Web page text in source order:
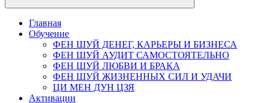
Главная
Обучение
ФЕН ШУЙ ДЕНЕГ, КАРЬЕРЫ И БИЗНЕСА
ФЕН ШУЙ АУДИТ САМОСТОЯТЕЛЬНО
ФЕН ШУЙ ЛЮБВИ И БРАКА
ФЕН ШУЙ ЖИЗНЕННЫХ СИЛ И УДАЧИ
ЦИ МЕН ДУН ЦЗЯ
Активации